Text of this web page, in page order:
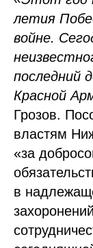
летия
войне.
последний
Красной
Грозов.
властям
«за
в